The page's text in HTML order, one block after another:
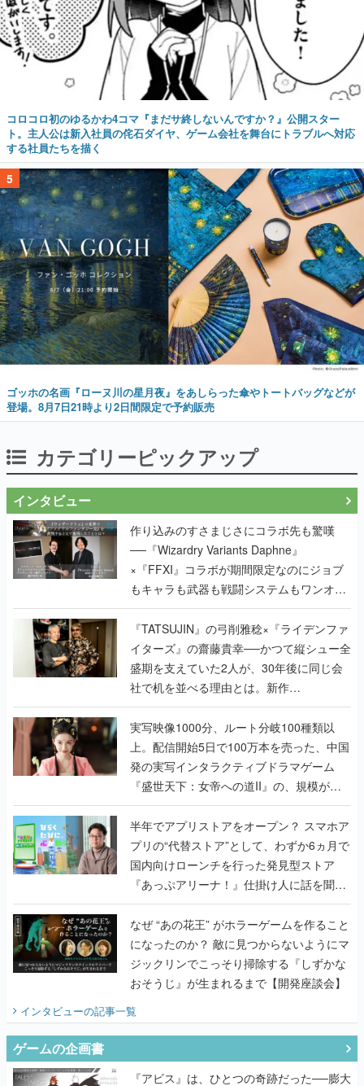
コロコロ初のゆるかわ4コマ『まだサ終しないんですか？』公開スター
ト。主人公は新入社員の侘石ダイヤ、ゲーム会社を舞台にトラブルへ対応
する社員たちを描く
5
ゴッホの名画『ローヌ川の星月夜』をあしらった傘やトートバッグなどが
登場。8月7日21時より2日間限定で予約販売
カテゴリーピックアップ
インタビュー
作り込みのすさまじさにコラボ先も驚嘆
──『Wizardry Variants Daphne』
×『FFXI』コラボが期間限定なのにジョブ
もキャラも武器も戦闘システムもワンオフ
で作り込まれた理由を両ディレクターに聞
く
『TATSUJIN』の弓削雅稔×『ライデンファ
イターズ』の齋藤貴幸──かつて縦シュー全
盛期を支えていた2人が、30年後に同じ会
社で机を並べる理由とは。新作
『TATSUJIN EXTREME』で初タッグを組
んだレジェンド2人に訊く開発秘話
実写映像1000分、ルート分岐100種類以
上。配信開始5日で100万本を売った、中国
発の実写インタラクティブドラマゲーム
『盛世天下：女帝への道II』の、規模が違
うこだわりをプロデューサーに聞いた
半年でアプリストアをオープン？ スマホア
プリの“代替ストア”として、わずか6ヵ月で
国内向けローンチを行った発見型ストア
『あっぷアリーナ！』仕掛け人に話を聞い
てみた
なぜ “あの花王” がホラーゲームを作ること
になったのか？ 敵に見つからないようにマ
ジックリンでこっそり掃除する『しずかな
おそうじ』が生まれるまで【開発座談会】
インタビューの記事一覧
ゲームの企画書
『アビス』は、ひとつの奇跡だった──膨大